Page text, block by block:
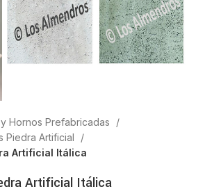
Hornos Prefabricadas
Piedra Artificial
Artificial Itálica
Artificial Itálica